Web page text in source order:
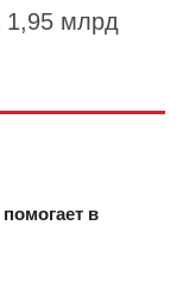
1,95 млрд
в